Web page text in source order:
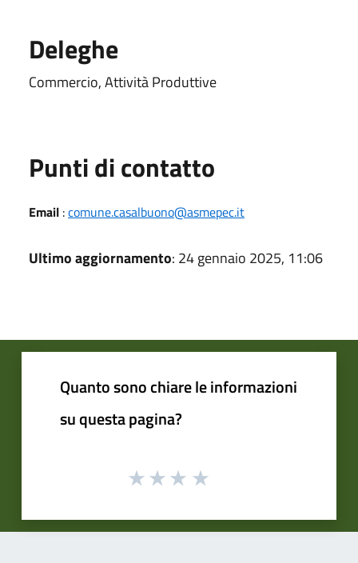
Deleghe
Commercio, Attività Produttive
Punti di contatto
Email :comune.casalbuono@asmepec.it
Ultimo aggiornamento: 24 gennaio 2025, 11:06
Quanto sono chiare le informazioni
su questa pagina?